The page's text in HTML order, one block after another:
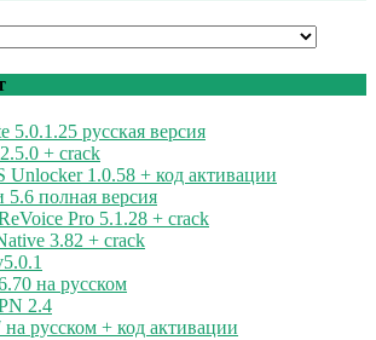
5.0.1.25 русская версия
+ crack
Unlocker 1.0.58 + код активации
полная версия
Pro 5.1.28 + crack
3.82 + crack
на русском
2.4
русском + код активации